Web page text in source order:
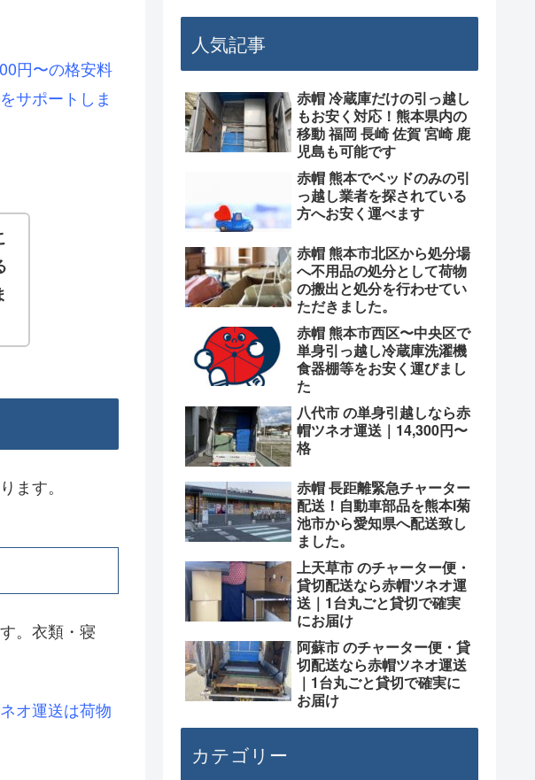
円〜の格安料
サポートしま
ます。
。衣類・寝
オ運送は荷物
人気記事
赤帽 冷蔵庫だけの引っ越し
もお安く対応！熊本県内の
移動 福岡 長崎 佐賀 宮崎 鹿
児島も可能です
赤帽 熊本でベッドのみの引
っ越し業者を探されている
方へお安く運べます
赤帽 熊本市北区から処分場
へ不用品の処分として荷物
の搬出と処分を行わせてい
ただきました。
赤帽 熊本市西区〜中央区で
単身引っ越し冷蔵庫洗濯機
食器棚等をお安く運びまし
た
八代市 の単身引越しなら赤
帽ツネオ運送｜14,300円〜
格
赤帽 長距離緊急チャーター
配送！自動車部品を熊本l菊
池市から愛知県へ配送致し
ました。
上天草市 のチャーター便・
貸切配送なら赤帽ツネオ運
送｜1台丸ごと貸切で確実
にお届け
阿蘇市 のチャーター便・貸
切配送なら赤帽ツネオ運送
｜1台丸ごと貸切で確実に
お届け
カテゴリー